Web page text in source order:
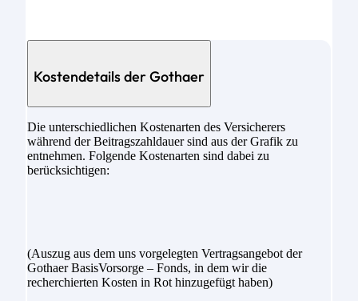
Kostendetails der Gothaer
Die unterschiedlichen Kostenarten des Versicherers
während der Beitragszahldauer sind aus der Grafik zu
entnehmen. Folgende Kostenarten sind dabei zu
berücksichtigen:
(Auszug aus dem uns vorgelegten Vertragsangebot der
Gothaer BasisVorsorge – Fonds, in dem wir die
recherchierten Kosten in Rot hinzugefügt haben)